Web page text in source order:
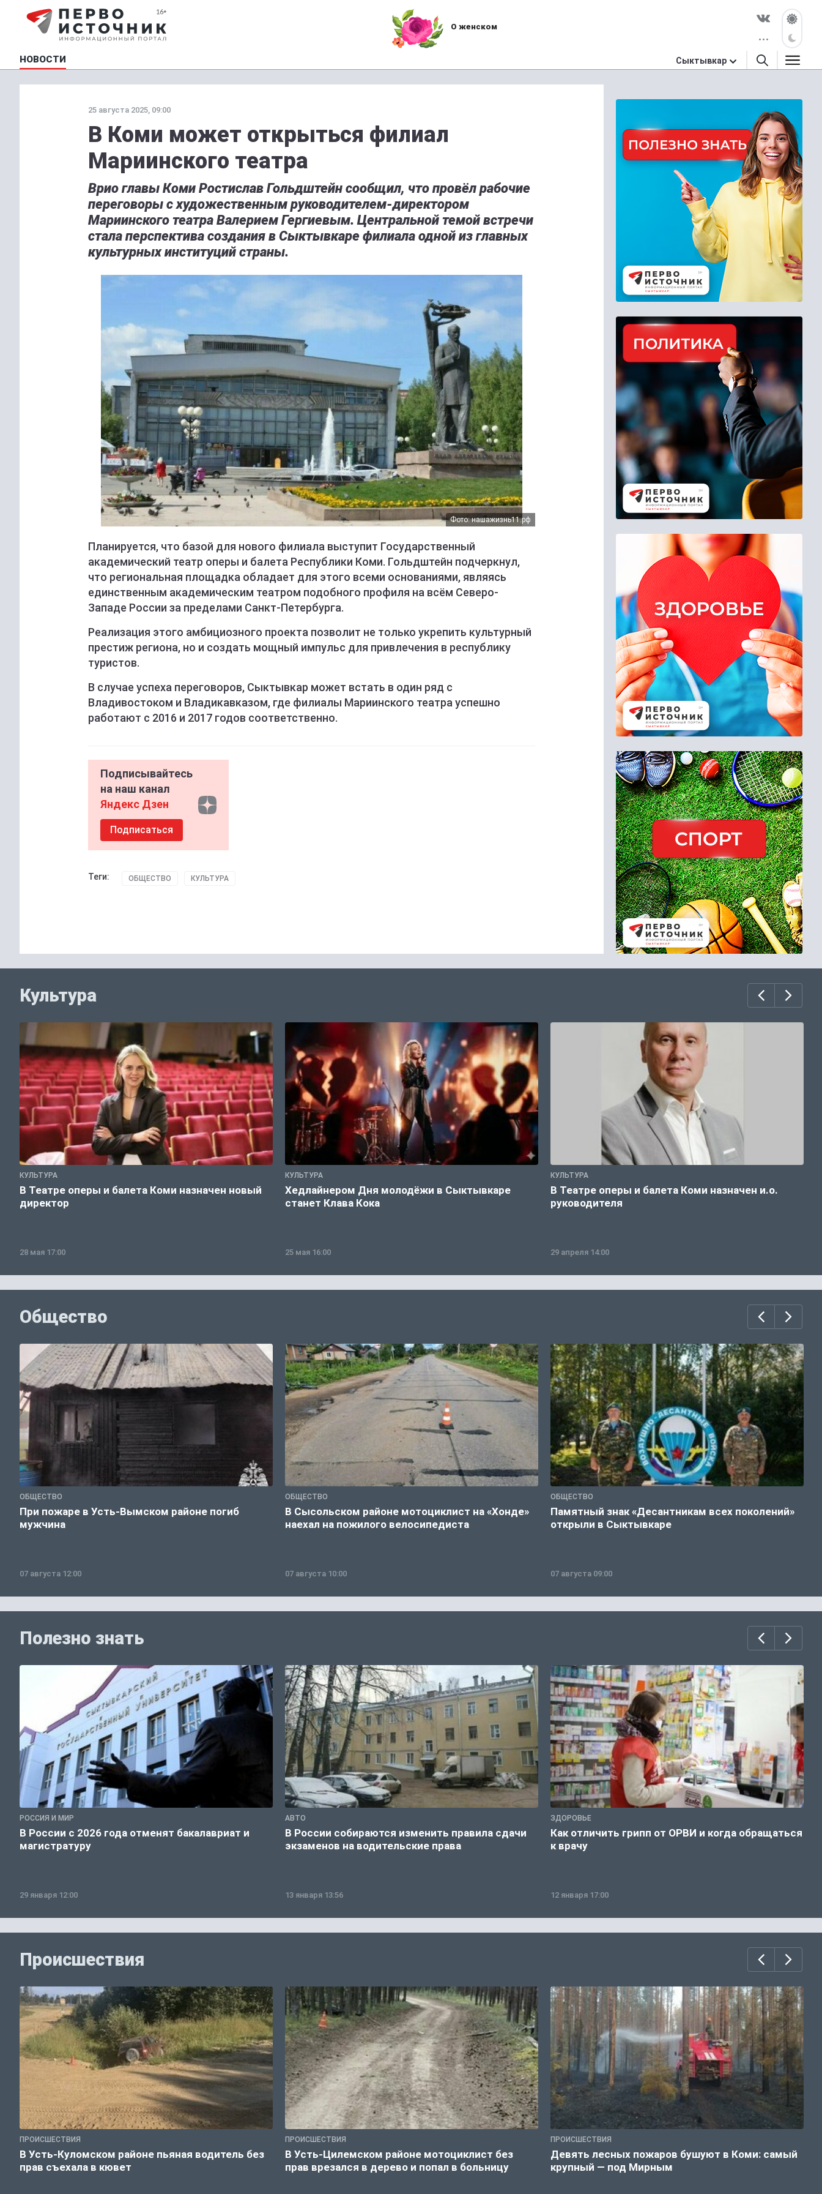
О женском
НОВОСТИ Сыктывкар
25 августа 2025, 09:00
В Коми может открыться филиал
Мариинского театра
Врио главы Коми Ростислав Гольдштейн сообщил, что провёл рабочие
переговоры с художественным руководителем-директором
Мариинского театра Валерием Гергиевым. Центральной темой встречи
стала перспектива создания в Сыктывкаре филиала одной из главных
культурных институций страны.
Фото: нашажизнь11.рф
Планируется, что базой для нового филиала выступит Государственный
академический театр оперы и балета Республики Коми. Гольдштейн подчеркнул,
что региональная площадка обладает для этого всеми основаниями, являясь
единственным академическим театром подобного профиля на всём Северо-
Западе России за пределами Санкт-Петербурга.
Реализация этого амбициозного проекта позволит не только укрепить культурный
престиж региона, но и создать мощный импульс для привлечения в республику
туристов.
В случае успеха переговоров, Сыктывкар может встать в один ряд с
Владивостоком и Владикавказом, где филиалы Мариинского театра успешно
работают с 2016 и 2017 годов соответственно.
Подписывайтесь
на наш канал
Яндекс Дзен
Подписаться
Теги: ОБЩЕСТВО КУЛЬТУРА
Культура
КУЛЬТУРА
В Театре оперы и балета Коми назначен новый
директор
28 мая 17:00
КУЛЬТУРА
Хедлайнером Дня молодёжи в Сыктывкаре
станет Клава Кока
25 мая 16:00
КУЛЬТУРА
В Театре оперы и балета Коми назначен и.о.
руководителя
29 апреля 14:00
Общество
ОБЩЕСТВО
При пожаре в Усть-Вымском районе погиб
мужчина
07 августа 12:00
ОБЩЕСТВО
В Сысольском районе мотоциклист на «Хонде»
наехал на пожилого велосипедиста
07 августа 10:00
ОБЩЕСТВО
Памятный знак «Десантникам всех поколений»
открыли в Сыктывкаре
07 августа 09:00
Полезно знать
РОССИЯ И МИР
В России с 2026 года отменят бакалавриат и
магистратуру
29 января 12:00
АВТО
В России собираются изменить правила сдачи
экзаменов на водительские права
13 января 13:56
ЗДОРОВЬЕ
Как отличить грипп от ОРВИ и когда обращаться
к врачу
12 января 17:00
Происшествия
ПРОИСШЕСТВИЯ
В Усть-Куломском районе пьяная водитель без
прав съехала в кювет
ПРОИСШЕСТВИЯ
В Усть-Цилемском районе мотоциклист без
прав врезался в дерево и попал в больницу
ПРОИСШЕСТВИЯ
Девять лесных пожаров бушуют в Коми: самый
крупный — под Мирным